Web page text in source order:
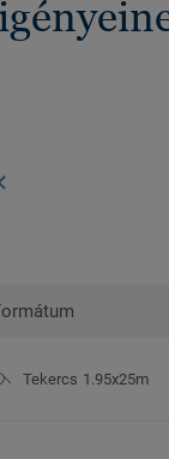
Tekercs 1.95x25m